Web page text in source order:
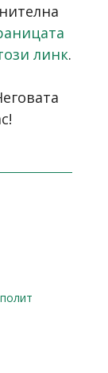
линк.